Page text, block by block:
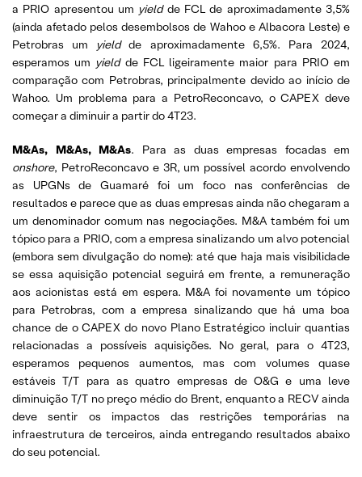
a PRIO apresentou um yieldde FCL de aproximadamente 3,5%
(ainda afetado pelos desembolsos de Wahoo e Albacora Leste) e
Petrobras um yieldde aproximadamente 6,5%. Para 2024,
esperamos um yieldde FCL ligeiramente maior para PRIO em
comparação com Petrobras, principalmente devido ao início de
Wahoo. Um problema para a PetroReconcavo, o CAPEX deve
começar a diminuir a partir do 4T23.
M&As, M&As, M&As. Para as duas empresas focadas em
onshore, PetroReconcavo e 3R, um possível acordo envolvendo
as UPGNs de Guamaré foi um foco nas conferências de
resultados e parece que as duas empresas ainda não chegaram a
um denominador comum nas negociações. M&A também foi um
tópico para a PRIO, com a empresa sinalizando um alvo potencial
(embora sem divulgação do nome): até que haja mais visibilidade
se essa aquisição potencial seguirá em frente, a remuneração
aos acionistas está em espera. M&A foi novamente um tópico
para Petrobras, com a empresa sinalizando que há uma boa
chance de o CAPEX do novo Plano Estratégico incluir quantias
relacionadas a possíveis aquisições. No geral, para o 4T23,
esperamos pequenos aumentos, mas com volumes quase
estáveis T/T para as quatro empresas de O&G e uma leve
diminuição T/T no preço médio do Brent, enquanto a RECV ainda
deve sentir os impactos das restrições temporárias na
infraestrutura de terceiros, ainda entregando resultados abaixo
do seu potencial.